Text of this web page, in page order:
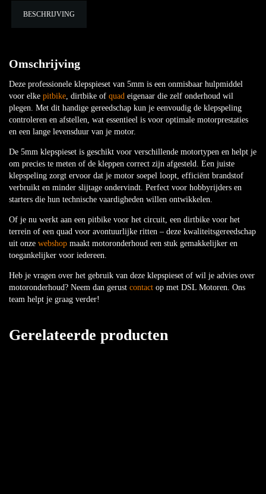
BESCHRIJVING
Omschrijving
Deze professionele klepspieset van 5mm is een onmisbaar hulpmiddel
voor elke pitbike, dirtbike of quad eigenaar die zelf onderhoud wil
plegen. Met dit handige gereedschap kun je eenvoudig de klepspeling
controleren en afstellen, wat essentieel is voor optimale motorprestaties
en een lange levensduur van je motor.
De 5mm klepspieset is geschikt voor verschillende motortypen en helpt je
om precies te meten of de kleppen correct zijn afgesteld. Een juiste
klepspeling zorgt ervoor dat je motor soepel loopt, efficiënt brandstof
verbruikt en minder slijtage ondervindt. Perfect voor hobbyrijders en
starters die hun technische vaardigheden willen ontwikkelen.
Of je nu werkt aan een pitbike voor het circuit, een dirtbike voor het
terrein of een quad voor avontuurlijke ritten – deze kwaliteitsgereedschap
uit onze webshop maakt motoronderhoud een stuk gemakkelijker en
toegankelijker voor iedereen.
Heb je vragen over het gebruik van deze klepspieset of wil je advies over
motoronderhoud? Neem dan gerust contact op met DSL Motoren. Ons
team helpt je graag verder!
Gerelateerde producten